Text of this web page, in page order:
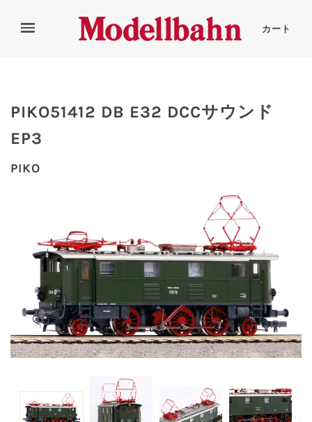
カート
PIKO51412 DB E32 DCCサウンド
EP3
PIKO